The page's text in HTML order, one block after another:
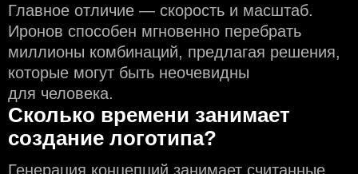
Главное отличие — скорость и масштаб.
Иронов способен мгновенно перебрать
миллионы комбинаций, предлагая решения,
которые могут быть неочевидны
для человека.
Сколько времени занимает
создание логотипа?
Генерация концепций занимает считанные